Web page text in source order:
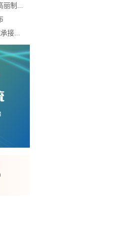
制...
接...